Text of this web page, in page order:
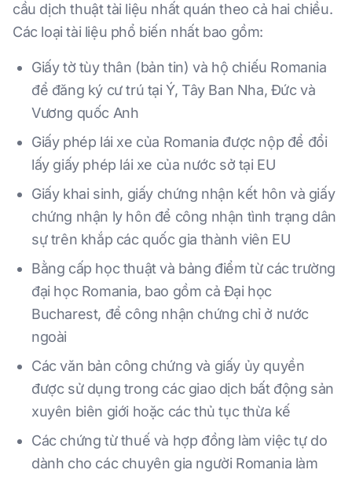
cầu dịch thuật tài liệu nhất quán theo cả hai chiều.
Các loại tài liệu phổ biến nhất bao gồm:
Giấy tờ tùy thân (bản tin) và hộ chiếu Romania
để đăng ký cư trú tại Ý, Tây Ban Nha, Đức và
Vương quốc Anh
Giấy phép lái xe của Romania được nộp để đổi
lấy giấy phép lái xe của nước sở tại EU
Giấy khai sinh, giấy chứng nhận kết hôn và giấy
chứng nhận ly hôn để công nhận tình trạng dân
sự trên khắp các quốc gia thành viên EU
Bằng cấp học thuật và bảng điểm từ các trường
đại học Romania, bao gồm cả Đại học
Bucharest, để công nhận chứng chỉ ở nước
ngoài
Các văn bản công chứng và giấy ủy quyền
được sử dụng trong các giao dịch bất động sản
xuyên biên giới hoặc các thủ tục thừa kế
Các chứng từ thuế và hợp đồng làm việc tự do
dành cho các chuyên gia người Romania làm